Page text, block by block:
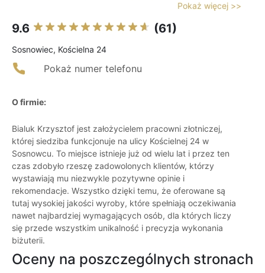
Pokaż więcej >>
9.6 (61)
Sosnowiec, Kościelna 24
Pokaż numer telefonu
O firmie:
Bialuk Krzysztof jest założycielem pracowni złotniczej,
której siedziba funkcjonuje na ulicy Kościelnej 24 w
Sosnowcu. To miejsce istnieje już od wielu lat i przez ten
czas zdobyło rzeszę zadowolonych klientów, którzy
wystawiają mu niezwykle pozytywne opinie i
rekomendacje. Wszystko dzięki temu, że oferowane są
tutaj wysokiej jakości wyroby, które spełniają oczekiwania
nawet najbardziej wymagających osób, dla których liczy
się przede wszystkim unikalność i precyzja wykonania
biżuterii.
Oceny na poszczególnych stronach